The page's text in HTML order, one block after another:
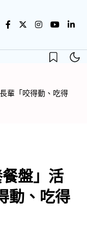
輩「咬得動、吃得
盤」活
動、吃得